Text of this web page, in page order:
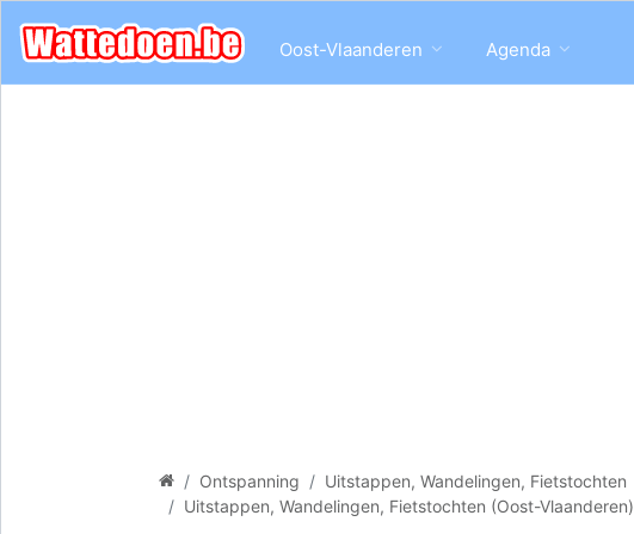
Oost-Vlaanderen Agenda
Ontspanning
Uitstappen, Wandelingen, Fietstochten
Uitstappen, Wandelingen, Fietstochten (Oost-Vlaanderen)